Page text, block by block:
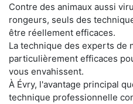
Contre des animaux aussi
rongeurs, seuls des
être réellement efficaces.
La technique des experts de
particulièrement efficaces
vous envahissent.
À Évry, l'avantage principal
technique professionnelle